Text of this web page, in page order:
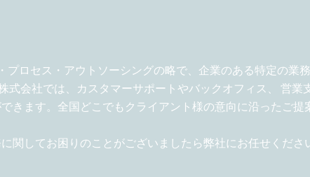
プロセス・アウトソーシングの略で、​ 企業のある特定の業
式会社では、カスタマーサポートやバックオフィス、 営業
きます。 ​全国どこでもクライアント様の意向に沿ったご提
関してお困りのことがございましたら弊社にお任せくださ